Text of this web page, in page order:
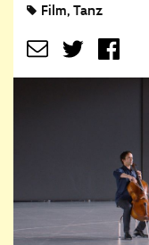
Film Tanz